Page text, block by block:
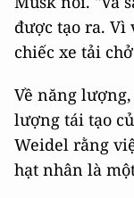
được tạo ra. Vì
chiếc xe tải
Về năng
lượng tái tạo
Weidel rằng
hạt nhân là